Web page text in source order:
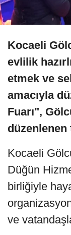
Kocaeli
evlilik
etmek ve
amacıyla
Fuarı",
düzenlenen
Kocaeli
Düğün
birliğiyle
ve